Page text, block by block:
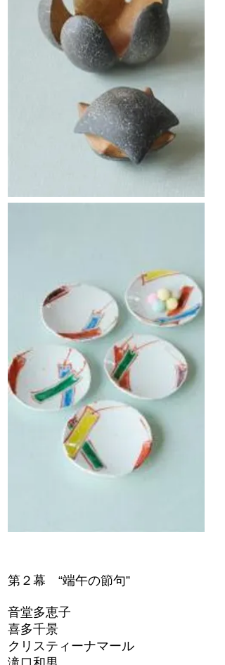
第２幕 “端午の節句”
音堂多恵子
喜多千景
クリスティーナマール